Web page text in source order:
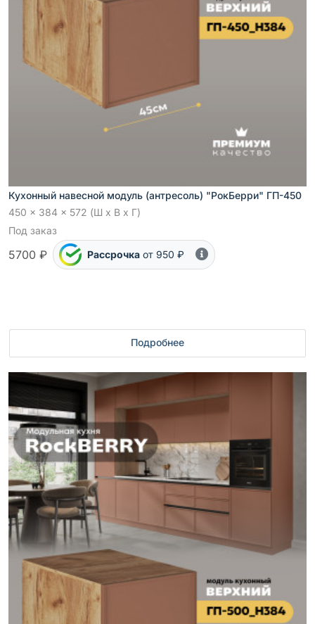
Кухонный навесной модуль (антресоль) "РокБерри" ГП-450
450 x 384 x 572 (Ш x В x Г)
Под заказ
5700 ₽ Рассрочка от 950 ₽
Подробнее